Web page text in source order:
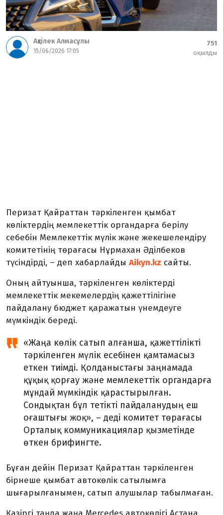
Ақтілек Алмасұлы
15/06/2026 17:05
751
оқылды
Перизат Қайраттан тәркіленген қымбат
көліктердің мемлекеттік органдарға берілу
себебін Мемлекеттік мүлік және жекешелендіру
комитетінің төрағасы Нұрмахан Әділбеков
түсіндірді, – деп хабарлайды Aikyn.kz сайты.
Оның айтуынша, тәркіленген көліктерді
мемлекеттік мекемелердің қажеттілігіне
пайдалану бюджет қаражатын үнемдеуге
мүмкіндік береді.
«Жаңа көлік сатып алғанша, қажеттілікті
тәркіленген мүлік есебінен қамтамасыз
еткен тиімді. Қолданыстағы заңнамада
құқық қорғау және мемлекеттік органдарға
мұндай мүмкіндік қарастырылған.
Сондықтан бұл тетікті пайдаланудың еш
оғаштығы жоқ», – деді комитет төрағасы
Орталық коммуникациялар қызметінде
өткен брифингте.
Бұған дейін Перизат Қайраттан тәркіленген
бірнеше қымбат автокөлік сатылымға
шығарылғанымен, сатып алушылар табылмаған.